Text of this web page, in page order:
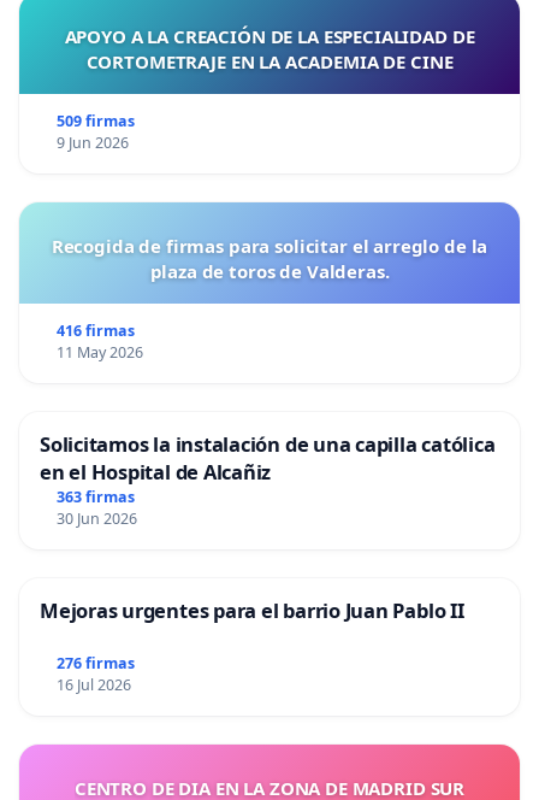
APOYO A LA CREACIÓN DE LA ESPECIALIDAD DE
CORTOMETRAJE EN LA ACADEMIA DE CINE
509 firmas
9 Jun 2026
Recogida de firmas para solicitar el arreglo de la
plaza de toros de Valderas.
416 firmas
11 May 2026
Solicitamos la instalación de una capilla católica
en el Hospital de Alcañiz
363 firmas
30 Jun 2026
Mejoras urgentes para el barrio Juan Pablo II
276 firmas
16 Jul 2026
CENTRO DE DIA EN LA ZONA DE MADRID SUR